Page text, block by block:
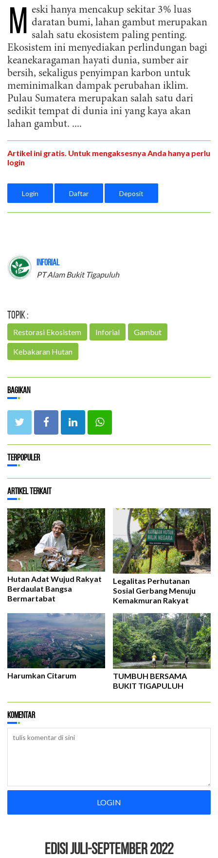
M eski hanya mencakup sekitar 3% luas
daratan bumi, lahan gambut merupakan
salah satu ekosistem paling penting.
Ekosistem ini menyediakan perlindungan bagi
keanekaragaman hayati dunia, sumber air
bersih, sekaligus penyimpan karbon untuk
meminimalkan dampak perubahan iklim.
Pulau Sumatera merupakan salah satu dari
sedikit tempat di dunia ini yang kaya akan
lahan gambut. ....
Artikel ini gratis. Untuk mengaksesnya Anda hanya perlu
login
Login Daftar Deposit
Inforial
PT Alam Bukit Tigapuluh
Topik :
Restorasi Ekosistem Inforial Gambut
Kebakaran Hutan
Bagikan
Terpopuler
Artikel Terkait
Hutan Adat Wujud Rakyat
Berdaulat Bangsa
Bermartabat
Legalitas Perhutanan
Sosial Gerbang Menuju
Kemakmuran Rakyat
Harumkan Citarum
TUMBUH BERSAMA
BUKIT TIGAPULUH
Komentar
LOGIN
EDISI Juli-September 2022